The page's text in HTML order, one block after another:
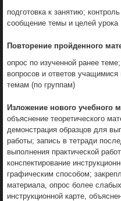
подготовка к занятию;
сообщение темы и целей урока
Повторение пройденного
опрос по изученной ранее
вопросов и ответов
темам (по группам)
Изложение нового учебного
объяснение теоретического
демонстрация образцов для
работы; запись в тетради
выполнения практической
конспектирование
графическим способом;
материала, опрос более
инструкционной карте,